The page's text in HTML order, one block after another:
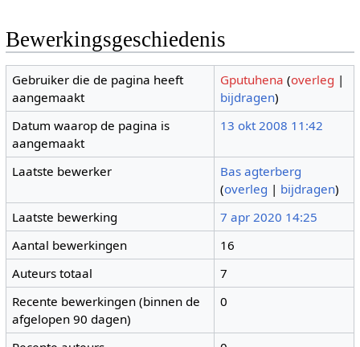
Bewerkingsgeschiedenis
Gebruiker die de pagina heeft
aangemaakt
Gputuhena (overleg |
bijdragen)
Datum waarop de pagina is
aangemaakt
13 okt 2008 11:42
Laatste bewerker
Bas agterberg
(overleg | bijdragen)
Laatste bewerking
7 apr 2020 14:25
Aantal bewerkingen
16
Auteurs totaal
7
Recente bewerkingen (binnen de
afgelopen 90 dagen)
0